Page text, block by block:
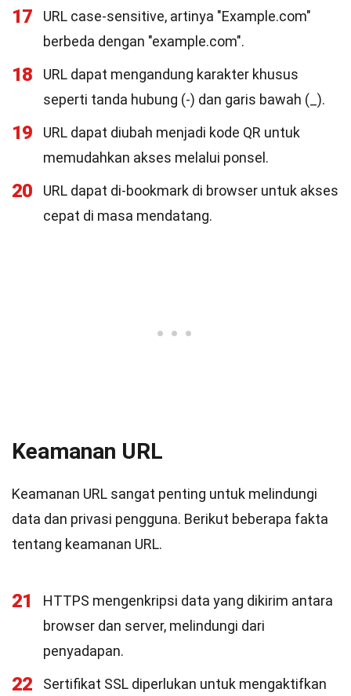
17
URL case-sensitive, artinya "Example.com"
berbeda dengan "example.com".
18
URL dapat mengandung karakter khusus
seperti tanda hubung (-) dan garis bawah (_).
19
URL dapat diubah menjadi kode QR untuk
memudahkan akses melalui ponsel.
20
URL dapat di-bookmark di browser untuk akses
cepat di masa mendatang.
Keamanan URL
Keamanan URL sangat penting untuk melindungi
data dan privasi pengguna. Berikut beberapa fakta
tentang keamanan URL.
21
HTTPS mengenkripsi data yang dikirim antara
browser dan server, melindungi dari
penyadapan.
22
Sertifikat SSL diperlukan untuk mengaktifkan